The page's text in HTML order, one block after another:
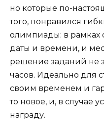
но которые по-
того, понравился
олимпиады: в рамках
даты и времени, и
решение заданий не
часов. Идеально для
своим временем и
то новое, и, в случае
награду.